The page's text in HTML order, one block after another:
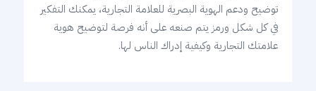
توضيح ودعم الهوية البصرية للعلامة التجارية، يمكنك التفكير
في كل شكل ورمز يتم صنعه على أنه فرصة لتوضيح هوية
علامتك التجارية وكيفية إدراك الناس لها.